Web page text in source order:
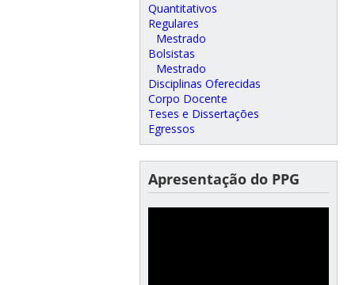
Quantitativos
Regulares
Mestrado
Bolsistas
Mestrado
Disciplinas Oferecidas
Corpo Docente
Teses e Dissertações
Egressos
Apresentação do PPG